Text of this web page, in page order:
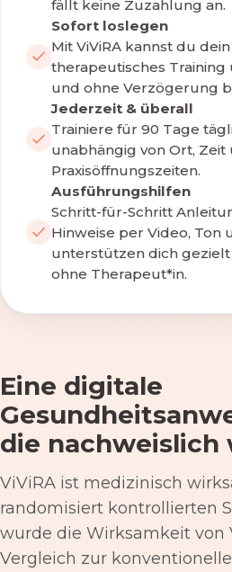
fällt keine Zuzahlung an.
Sofort loslegen
Mit ViViRA kannst du dein
therapeutisches
und ohne Verzögerung
Jederzeit & überall
Trainiere für 90 Tage
unabhängig von Ort, Zeit
Praxisöffnungszeiten.
Ausführungshilfen
Schritt-für-Schritt
Hinweise per Video, Ton
unterstützen dich gezielt
ohne Therapeut*in.
Eine digitale
die nachweislich
ViViRA ist medizinisch
randomisiert kontrollierten
wurde die Wirksamkeit von
Vergleich zur